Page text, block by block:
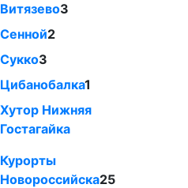
Витязево3
Сенной2
Сукко3
Цибанобалка1
Хутор Нижняя
Гостагайка
Курорты
Новороссийска25